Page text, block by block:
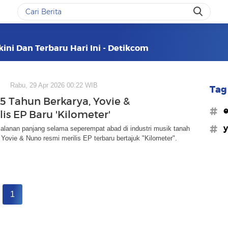
Dan Terbaru Hari Ini - Detikcom
Rabu, 29 Apr 2026 00:22 WIB
Tahun Berkarya, Yovie &
EP Baru 'Kilometer'
panjang selama seperempat abad di industri musik tanah
& Nuno resmi merilis EP terbaru bertajuk "Kilometer".
1